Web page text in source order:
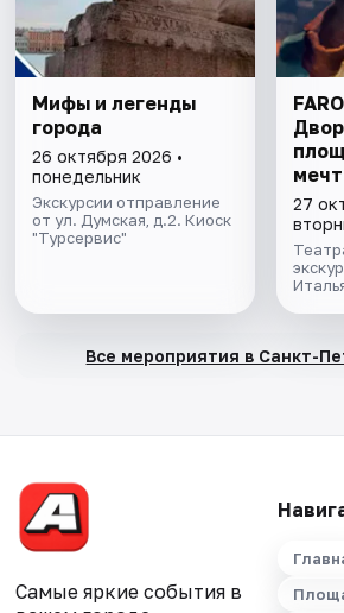
Мифы и легенды
города
26 октября 2026 •
понедельник
Экскурсии отправление
от ул. Думская, д.2. Киоск
"Турсервис"
27
Все мероприятия в Санкт-
Самые яркие события в